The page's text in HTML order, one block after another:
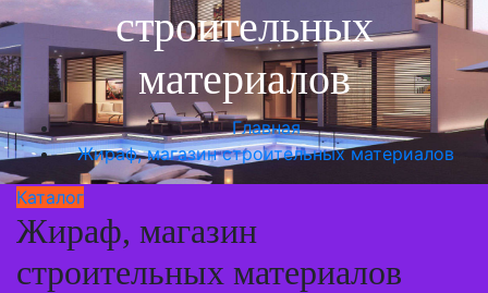
строительных
материалов
Главная
Жираф, магазин строительных материалов
Каталог
Жираф, магазин
строительных материалов